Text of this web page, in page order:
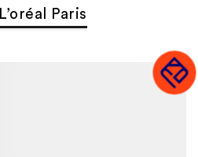
L’oréal Paris